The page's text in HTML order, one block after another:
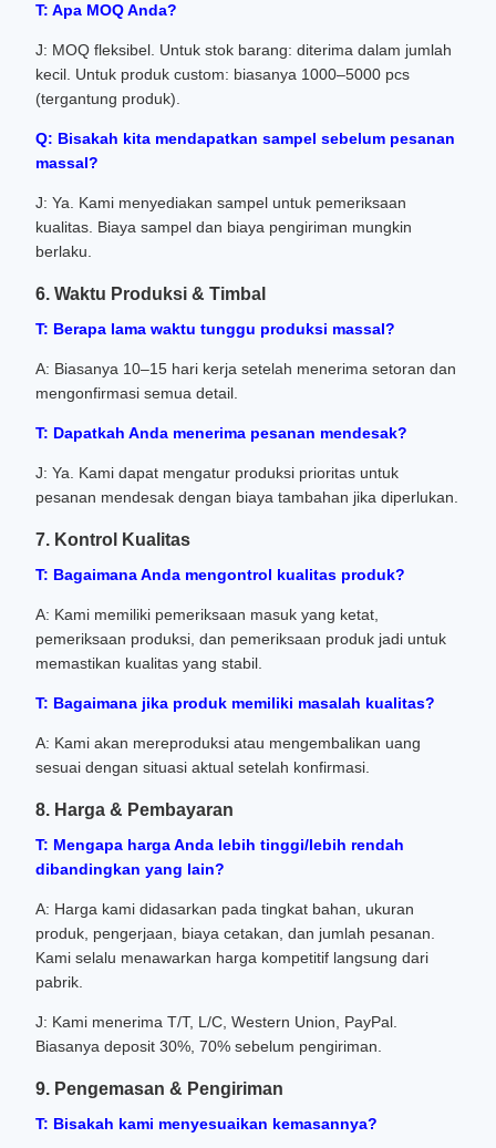
T: Apa MOQ Anda?
J: MOQ fleksibel. Untuk stok barang: diterima dalam jumlah
kecil. Untuk produk custom: biasanya 1000–5000 pcs
(tergantung produk).
Q: Bisakah kita mendapatkan sampel sebelum pesanan
massal?
J: Ya. Kami menyediakan sampel untuk pemeriksaan
kualitas. Biaya sampel dan biaya pengiriman mungkin
berlaku.
6. Waktu Produksi & Timbal
T: Berapa lama waktu tunggu produksi massal?
A: Biasanya 10–15 hari kerja setelah menerima setoran dan
mengonfirmasi semua detail.
T: Dapatkah Anda menerima pesanan mendesak?
J: Ya. Kami dapat mengatur produksi prioritas untuk
pesanan mendesak dengan biaya tambahan jika diperlukan.
7. Kontrol Kualitas
T: Bagaimana Anda mengontrol kualitas produk?
A: Kami memiliki pemeriksaan masuk yang ketat,
pemeriksaan produksi, dan pemeriksaan produk jadi untuk
memastikan kualitas yang stabil.
T: Bagaimana jika produk memiliki masalah kualitas?
A: Kami akan mereproduksi atau mengembalikan uang
sesuai dengan situasi aktual setelah konfirmasi.
8. Harga & Pembayaran
T: Mengapa harga Anda lebih tinggi/lebih rendah
dibandingkan yang lain?
A: Harga kami didasarkan pada tingkat bahan, ukuran
produk, pengerjaan, biaya cetakan, dan jumlah pesanan.
Kami selalu menawarkan harga kompetitif langsung dari
pabrik.
J: Kami menerima T/T, L/C, Western Union, PayPal.
Biasanya deposit 30%, 70% sebelum pengiriman.
9. Pengemasan & Pengiriman
T: Bisakah kami menyesuaikan kemasannya?